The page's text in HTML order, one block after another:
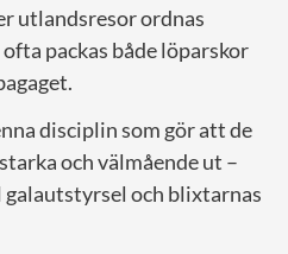
utlandsresor ordnas
packas både löparskor
disciplin som gör att de
och välmående ut –
galautstyrsel och blixtarnas